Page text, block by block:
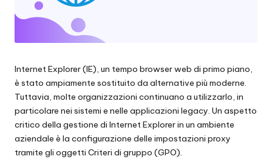
e
r
o
g
ni
e
si
ancora.
Internet Explorer (IE), un tempo browser web di primo piano,
è stato ampiamente sostituito da alternative più moderne.
Tuttavia, molte organizzazioni continuano a utilizzarlo, in
particolare nei sistemi e nelle applicazioni legacy. Un aspetto
critico della gestione di Internet Explorer in un ambiente
aziendale è la configurazione delle impostazioni proxy
tramite gli oggetti Criteri di gruppo (GPO).